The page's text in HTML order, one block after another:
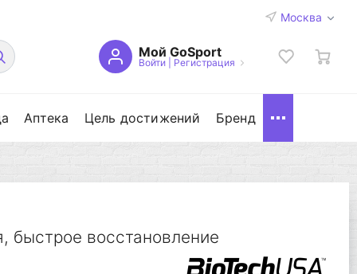
Москва
Мой GoSport
Войти| Регистрация
Аптека Цель достижений Бренд
восстановление